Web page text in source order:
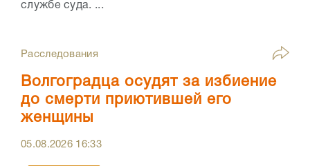
службе суда. ...
Расследования
Волгоградца осудят за избиение
до смерти приютившей его
женщины
05.08.2026 16:33